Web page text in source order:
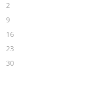
2
9
16
23
30